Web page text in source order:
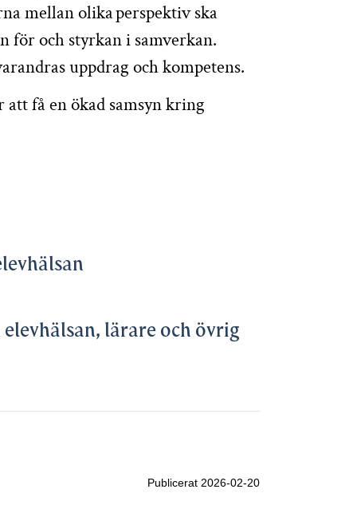
mellan olika perspektiv ska
för och styrkan i samverkan.
uppdrag och kompetens.
få en ökad samsyn kring
lärare och övrig
Publicerat 2026-02-20